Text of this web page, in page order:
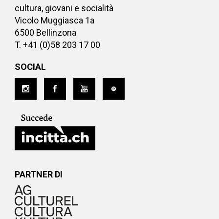
cultura, giovani e socialità
Vicolo Muggiasca 1a
6500 Bellinzona
T. +41 (0)58 203 17 00
SOCIAL
PARTNER DI